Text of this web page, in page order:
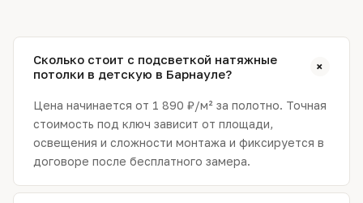
Сколько стоит с подсветкой натяжные
потолки в детскую в Барнауле?
+
Цена начинается от 1 890 ₽/м² за полотно. Точная
стоимость под ключ зависит от площади,
освещения и сложности монтажа и фиксируется в
договоре после бесплатного замера.